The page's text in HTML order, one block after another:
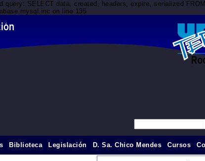
SELECT data, created, headers, expire, serialized
on line 135
Biblioteca Legislación D. Sa. Chico Mendes Cursos